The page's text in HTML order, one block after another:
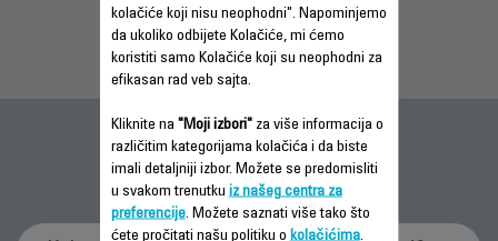
Česta pitanja
kolačiće koji nisu neophodni". Napominjemo
da ukoliko odbijete Kolačiće, mi ćemo
koristiti samo Kolačiće koji su neophodni za
efikasan rad veb sajta.
Kliknite na "Moji izbori"za više informacija o
različitim kategorijama kolačića i da biste
imali detaljniji izbor. Možete se predomisliti
u svakom trenutku iz našeg centra za
preferencije. Možete saznati više tako što
ćete pročitati našu politiku o kolačićima.